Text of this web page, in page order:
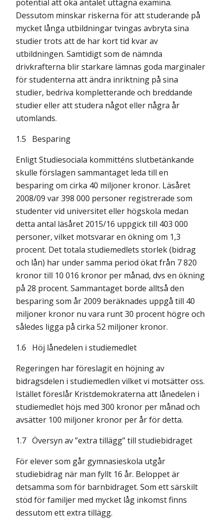
potential att öka antalet uttagna examina.
Dessutom minskar riskerna för att studerande på
mycket långa utbildningar tvingas avbryta sina
studier trots att de har kort tid kvar av
utbildningen. Samtidigt som de nämnda
drivkrafterna blir starkare lämnas goda marginaler
för studenterna att ändra inriktning på sina
studier, bedriva kompletterande och breddande
studier eller att studera något eller några år
utomlands.
1.5 Besparing
Enligt Studiesociala kommitténs slutbetänkande
skulle förslagen sammantaget leda till en
besparing om cirka 40 miljoner kronor. Läsåret
2008/09 var 398 000 personer registrerade som
studenter vid universitet eller högskola medan
detta antal läsåret 2015/16 uppgick till 403 000
personer, vilket motsvarar en ökning om 1,3
procent. Det totala studiemedlets storlek (bidrag
och lån) har under samma period ökat från 7 820
kronor till 10 016 kronor per månad, dvs en ökning
på 28 procent. Sammantaget borde alltså den
besparing som år 2009 beräknades uppgå till 40
miljoner kronor nu vara runt 30 procent högre och
således ligga på cirka 52 miljoner kronor.
1.6 Höj lånedelen i studiemedlet
Regeringen har föreslagit en höjning av
bidragsdelen i studiemedlen vilket vi motsätter oss.
Istället föreslår Kristdemokraterna att lånedelen i
studiemedlet höjs med 300 kronor per månad och
avsätter 100 miljoner kronor per år för detta.
1.7 Översyn av ”extra tillägg” till studiebidraget
För elever som går gymnasieskola utgår
studiebidrag när man fyllt 16 år. Beloppet är
detsamma som för barnbidraget. Som ett särskilt
stöd för familjer med mycket låg inkomst finns
dessutom ett extra tillägg.